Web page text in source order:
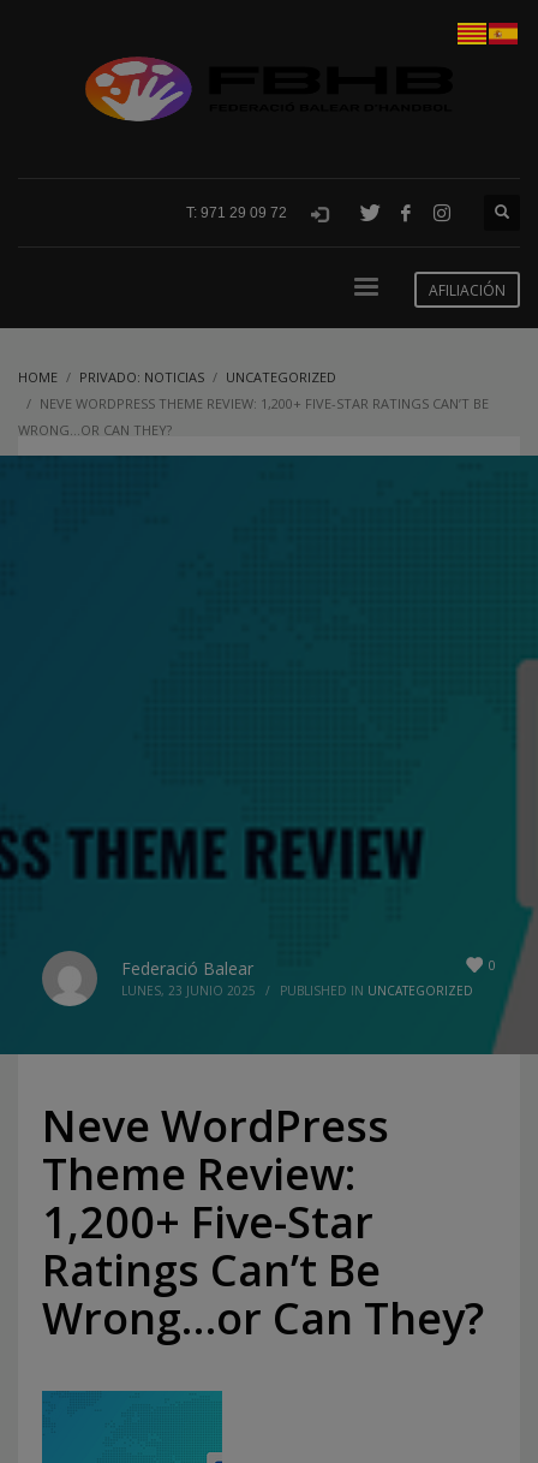
T: 971 29 09 72
AFILIACIÓN
HOME PRIVADO: NOTICIAS
UNCATEGORIZED
NEVE WORDPRESS THEME REVIEW: 1,200+ FIVE-STAR RATINGS CAN’T BE
WRONG…OR CAN THEY?
0
Federació Balear
LUNES, 23 JUNIO 2025 / PUBLISHED IN UNCATEGORIZED
Neve WordPress
Theme Review:
1,200+ Five-Star
Ratings Can’t Be
Wrong…or Can They?